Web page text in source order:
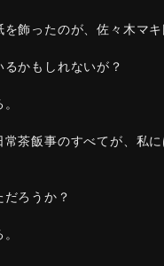
飾ったのが、佐々木マキ
かもしれないが？
茶飯事のすべてが、私
ろうか？